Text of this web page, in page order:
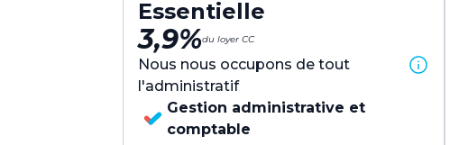
Essentielle
3,9%du loyer CC
Nous nous occupons de tout
l'administratif
Gestion administrative et
comptable